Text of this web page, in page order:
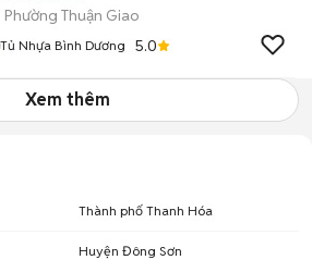
Phường Thuận Giao
Tủ Nhựa Bình Dương 5.0
Xem thêm
Thành phố Thanh Hóa
Huyện Đông Sơn